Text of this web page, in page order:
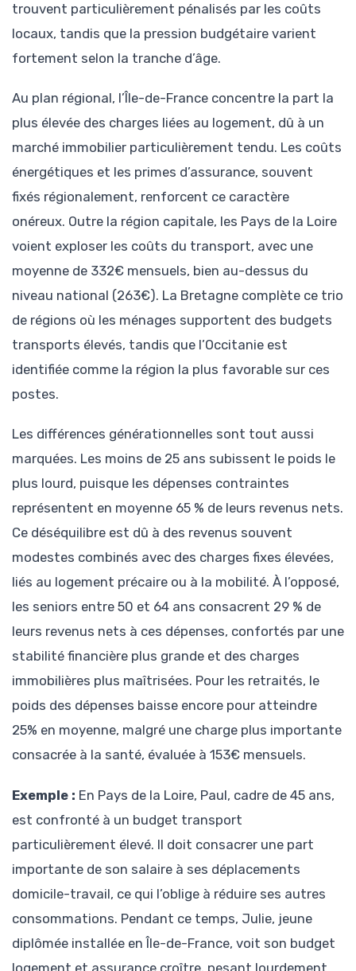
trouvent particulièrement pénalisés par les coûts
locaux, tandis que la pression budgétaire varient
fortement selon la tranche d’âge.
Au plan régional, l’Île-de-France concentre la part la
plus élevée des charges liées au logement, dû à un
marché immobilier particulièrement tendu. Les coûts
énergétiques et les primes d’assurance, souvent
fixés régionalement, renforcent ce caractère
onéreux. Outre la région capitale, les Pays de la Loire
voient exploser les coûts du transport, avec une
moyenne de 332€ mensuels, bien au-dessus du
niveau national (263€). La Bretagne complète ce trio
de régions où les ménages supportent des budgets
transports élevés, tandis que l’Occitanie est
identifiée comme la région la plus favorable sur ces
postes.
Les différences générationnelles sont tout aussi
marquées. Les moins de 25 ans subissent le poids le
plus lourd, puisque les dépenses contraintes
représentent en moyenne 65 % de leurs revenus nets.
Ce déséquilibre est dû à des revenus souvent
modestes combinés avec des charges fixes élevées,
liés au logement précaire ou à la mobilité. À l’opposé,
les seniors entre 50 et 64 ans consacrent 29 % de
leurs revenus nets à ces dépenses, confortés par une
stabilité financière plus grande et des charges
immobilières plus maîtrisées. Pour les retraités, le
poids des dépenses baisse encore pour atteindre
25% en moyenne, malgré une charge plus importante
consacrée à la santé, évaluée à 153€ mensuels.
Exemple : En Pays de la Loire, Paul, cadre de 45 ans,
est confronté à un budget transport
particulièrement élevé. Il doit consacrer une part
importante de son salaire à ses déplacements
domicile-travail, ce qui l’oblige à réduire ses autres
consommations. Pendant ce temps, Julie, jeune
diplômée installée en Île-de-France, voit son budget
logement et assurance croître, pesant lourdement